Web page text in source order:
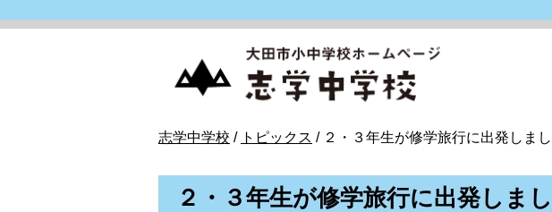
現
の
志学中学校 / トピックス / ２・３年生が修学旅行に出発しま
２・３年生が修学旅行に出発しま